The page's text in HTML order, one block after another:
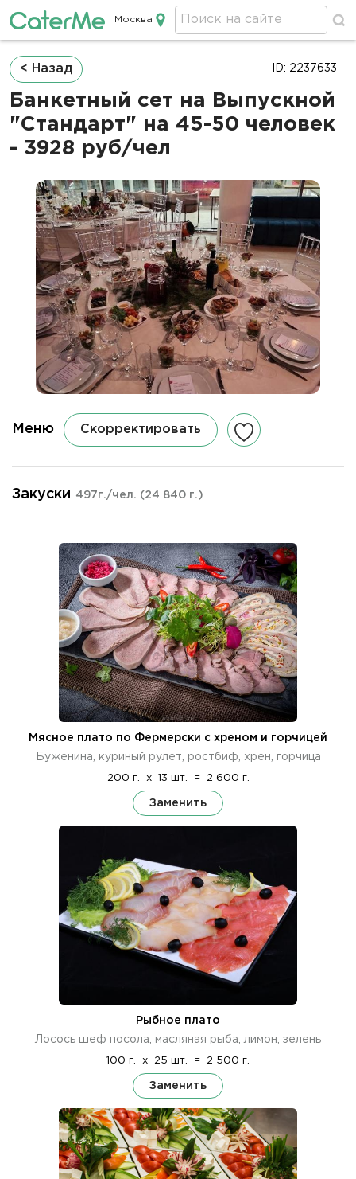
Кейтеринг в Москве
Москва
Строка
навигации
< Назад
Банкетный сет на Выпускной
"Стандарт" на 45-50 человек
- 3928 руб/чел
ID: 2237633
Меню Скорректировать
Закуски 497г./чел. (24 840 г.)
Мясное плато по Фермерски с хреном и горчицей
Буженина, куриный рулет, ростбиф, хрен, горчица
200 г. x 13 шт. = 2 600 г.
Заменить
Рыбное плато
Лосось шеф посола, масляная рыба, лимон, зелень
100 г. x 25 шт. = 2 500 г.
Заменить